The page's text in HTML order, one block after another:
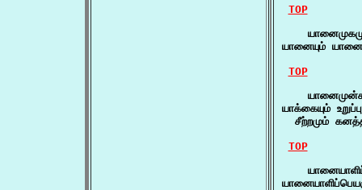
TOP
யானையும்
TOP
யாக்கையும்
சீற்றமும்
TOP